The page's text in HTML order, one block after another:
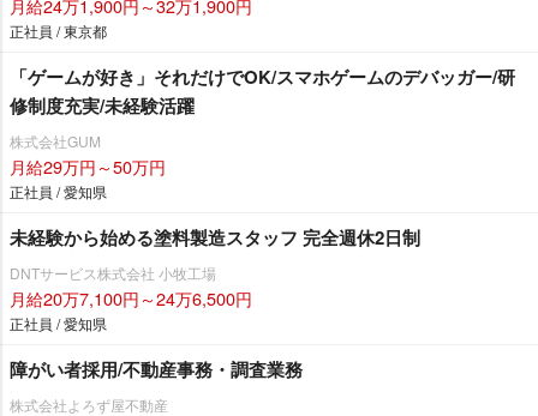
月給24万1,900円～32万1,900円
正社員 / 東京都
「ゲームが好き」それだけでOK/スマホゲームのデバッガー/研
修制度充実/未経験活躍
株式会社GUM
月給29万円～50万円
正社員 / 愛知県
未経験から始める塗料製造スタッフ 完全週休2日制
DNTサービス株式会社 小牧工場
月給20万7,100円～24万6,500円
正社員 / 愛知県
障がい者採用/不動産事務・調査業務
株式会社よろず屋不動産